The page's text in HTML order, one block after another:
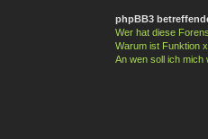
phpBB3
Wer hat diese
Warum ist Funktion
An wen soll ich mich